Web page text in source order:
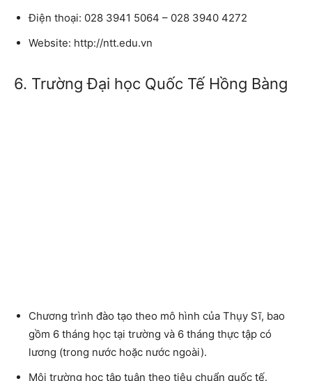
Điện thoại: 028 3941 5064 – 028 3940 4272
Website: http://ntt.edu.vn
6. Trường Đại học Quốc Tế Hồng Bàng
Chương trình đào tạo theo mô hình của Thụy Sĩ, bao
gồm 6 tháng học tại trường và 6 tháng thực tập có
lương (trong nước hoặc nước ngoài).
Môi trường học tập tuân theo tiêu chuẩn quốc tế.